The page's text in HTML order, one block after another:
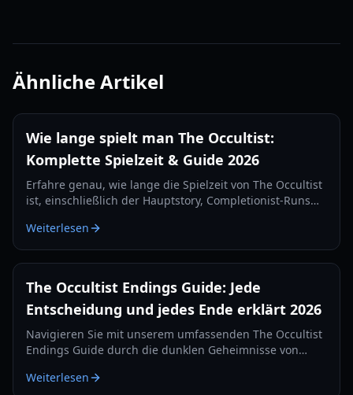
Ähnliche Artikel
Wie lange spielt man The Occultist:
Komplette Spielzeit & Guide 2026
Erfahre genau, wie lange die Spielzeit von The Occultist
ist, einschließlich der Hauptstory, Completionist-Runs
Godstone.
Weiterlesen
The Occultist Endings Guide: Jede
Entscheidung und jedes Ende erklärt 2026
Navigieren Sie mit unserem umfassenden The Occultist
Endings Guide durch die dunklen Geheimnisse von
Abschluss für Alan Revels freischalten.
Weiterlesen